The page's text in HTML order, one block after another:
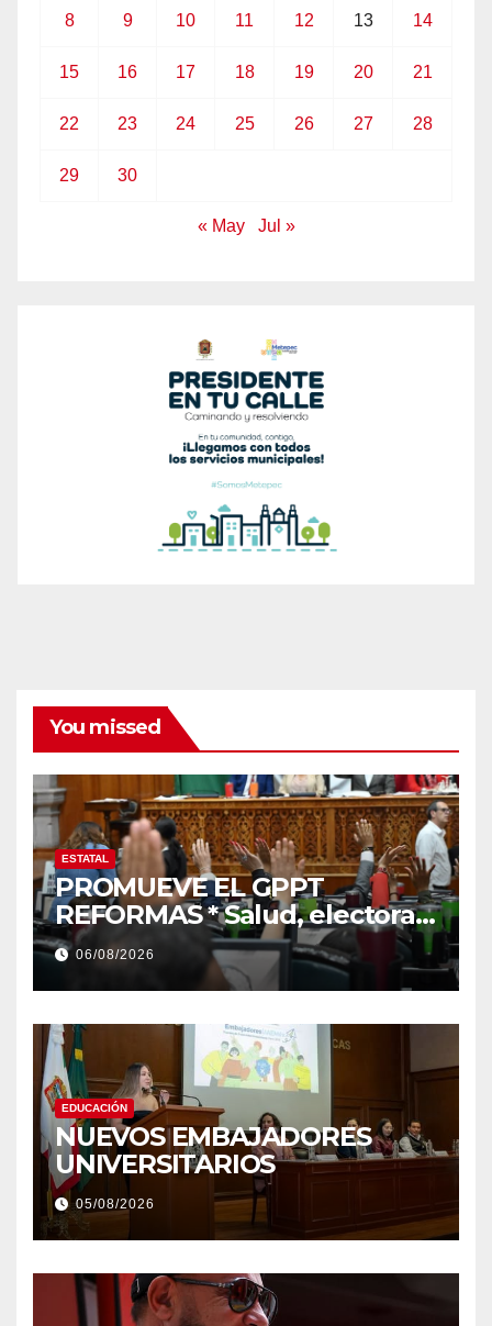
8 9 10 11 12 13 14
15 16 17 18 19 20 21
22 23 24 25 26 27 28
29 30
« May Jul »
You missed
ESTATAL
PROMUEVE EL GPPT
REFORMAS * Salud, electoral
y justicia, de las principales
06/08/2026
EDUCACIÓN
NUEVOS EMBAJADORES
UNIVERSITARIOS
05/08/2026